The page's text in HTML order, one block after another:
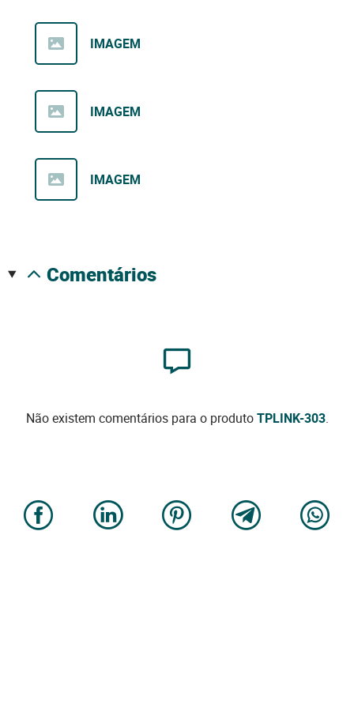
IMAGEM
IMAGEM
IMAGEM
comentários
Não existem comentários para o produtoTPLINK-303.